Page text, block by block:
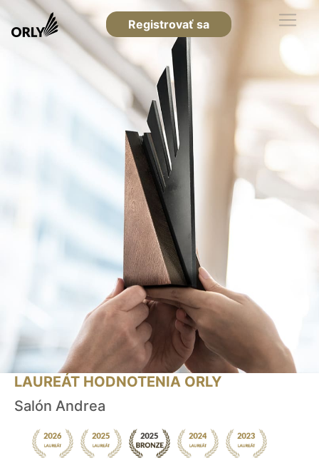
Registrovať sa
LAUREÁT HODNOTENIA ORLY
Salón Andrea